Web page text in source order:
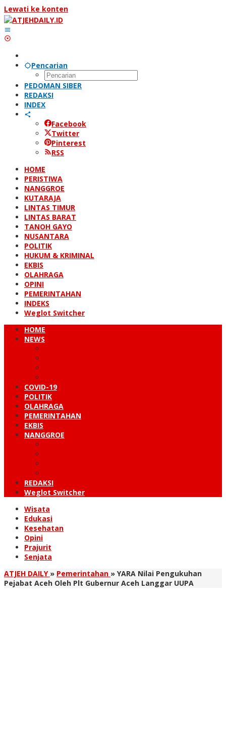
Lewati ke konten
Pencarian
PEDOMAN SIBER
REDAKSI
INDEX
Facebook
Twitter
Pinterest
RSS
HOME
PERISTIWA
NANGGROE
KUTARAJA
LINTAS TIMUR
LINTAS BARAT
TANOH GAYO
NUSANTARA
POLITIK
HUKUM & KRIMINAL
EKBIS
OLAHRAGA
OPINI
PEMERINTAHAN
INDEKS
Weglot Switcher
HOME
NEWS
COVID-19
POLITIK
OLAHRAGA
PEMERINTAHAN
EKBIS
NANGGROE
REDAKSI
Weglot Switcher
Wisata
Edukasi
Kesehatan
Opini
Prajurit
Senjata
ATJEH DAILY » Pemerintahan » YARA Nilai Pengukuhan
Pejabat Aceh Oleh Plt Gubernur Aceh Langgar UUPA